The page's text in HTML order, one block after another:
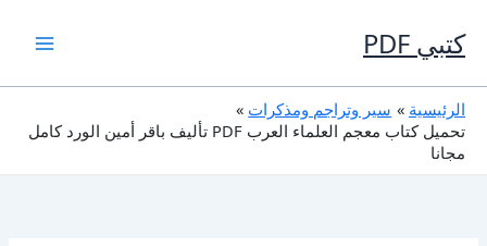
إلى
المحتوى
كتبي PDF
الرئيسية
سير وتراجم ومذكرات
تحميل كتاب معجم العلماء العرب PDF تأليف باقر أمين الورد كامل
مجانا